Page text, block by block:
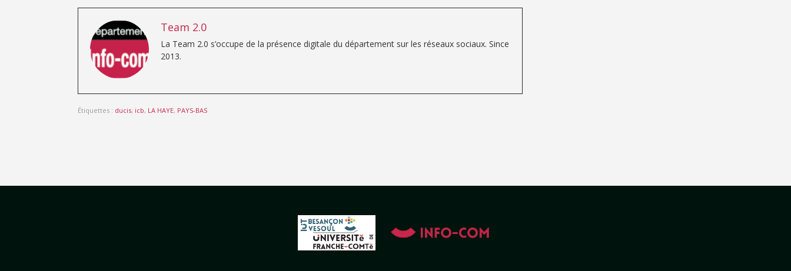
Team 2.0
La Team 2.0 s’occupe de la présence digitale du département sur les réseaux sociaux. Since
2013.
Étiquettes : ducis, icb, LA HAYE, PAYS-BAS